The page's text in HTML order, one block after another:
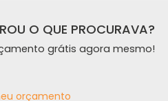
O QUE PROCURAVA?
grátis agora mesmo!
orçamento